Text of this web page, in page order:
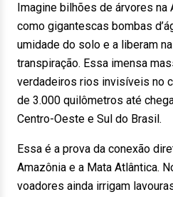
Imagine bilhões de árvores na
como gigantescas bombas
umidade do solo e a liberam
transpiração. Essa imensa
verdadeiros rios invisíveis no
de 3.000 quilômetros até
Centro-Oeste e Sul do Brasil.
Essa é a prova da conexão
Amazônia e a Mata Atlântica.
voadores ainda irrigam